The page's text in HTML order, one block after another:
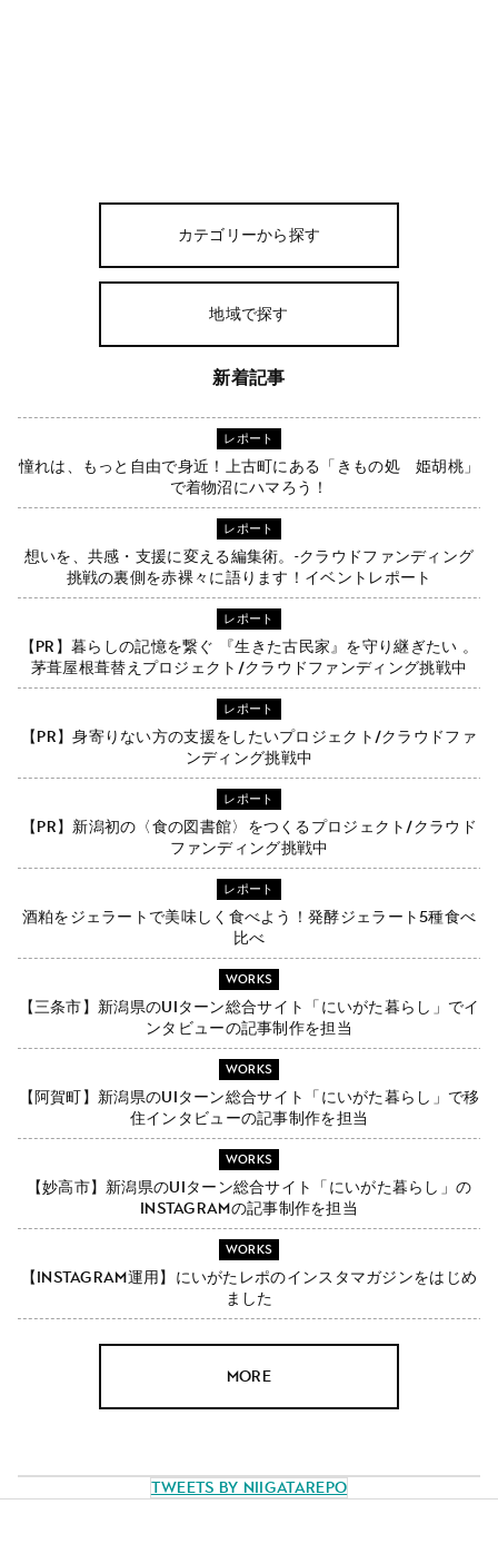
カテゴリーから探す
地域で探す
新着記事
レポート
憧れは、もっと自由で身近！上古町にある「きもの処 姫胡桃」
で着物沼にハマろう！
レポート
想いを、共感・支援に変える編集術。-クラウドファンディング
挑戦の裏側を赤裸々に語ります！イベントレポート
レポート
【PR】暮らしの記憶を繋ぐ 『生きた古民家』を守り継ぎたい 。
茅葺屋根葺替えプロジェクト/クラウドファンディング挑戦中
レポート
【PR】身寄りない方の支援をしたいプロジェクト/クラウドファ
ンディング挑戦中
レポート
【PR】新潟初の〈食の図書館〉をつくるプロジェクト/クラウド
ファンディング挑戦中
レポート
酒粕をジェラートで美味しく食べよう！発酵ジェラート5種食べ
比べ
WORKS
【三条市】新潟県のUIターン総合サイト「にいがた暮らし」でイ
ンタビューの記事制作を担当
WORKS
【阿賀町】新潟県のUIターン総合サイト「にいがた暮らし」で移
住インタビューの記事制作を担当
WORKS
【妙高市】新潟県のUIターン総合サイト「にいがた暮らし」の
Instagramの記事制作を担当
WORKS
【Instagram運用】にいがたレポのインスタマガジンをはじめ
ました
MORE
Tweets by NiigataRepo